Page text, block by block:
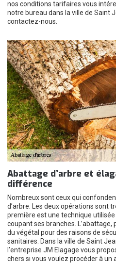
nos conditions tarifaires vous
notre bureau dans la ville de Saint
contactez-nous.
Abattage d’arbre et
différence
Nombreux sont ceux qui
d’arbre. Les deux opérations sont
première est une technique
coupant ses branches.
du végétal pour des raisons de
sanitaires. Dans la ville de Saint
l’entreprise JM Elagage vous
chers si vous voulez procéder à un